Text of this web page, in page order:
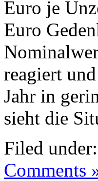
Euro je
Euro
reagiert
Jahr in
sieht die
Filed under:
Comments